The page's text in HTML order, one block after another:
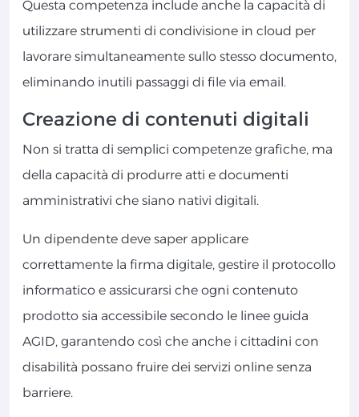
Questa competenza include anche la capacità di
utilizzare strumenti di condivisione in cloud per
lavorare simultaneamente sullo stesso documento,
eliminando inutili passaggi di file via email.
Creazione di contenuti digitali
Non si tratta di semplici competenze grafiche, ma
della capacità di produrre atti e documenti
amministrativi che siano nativi digitali.
Un dipendente deve saper applicare
correttamente la firma digitale, gestire il protocollo
informatico e assicurarsi che ogni contenuto
prodotto sia accessibile secondo le linee guida
AGID, garantendo così che anche i cittadini con
disabilità possano fruire dei servizi online senza
barriere.